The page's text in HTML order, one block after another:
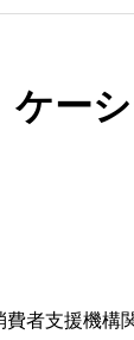
ー
者支援機構